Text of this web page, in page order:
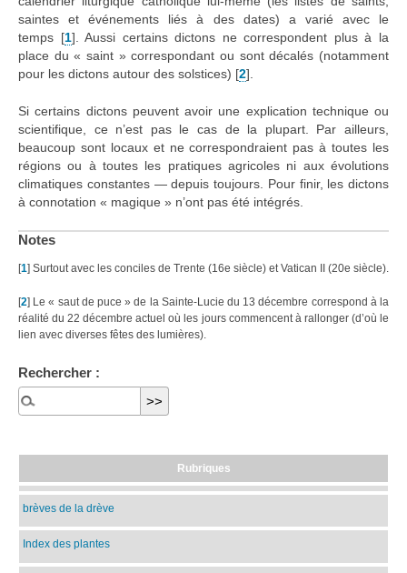
saintes et événements liés à des dates) a varié avec le
temps [1] . Aussi certains dictons ne correspondent plus à la
place du « saint » correspondant ou sont décalés (notamment
pour les dictons autour des solstices) [2] .
Si certains dictons peuvent avoir une explication technique ou
scientifique, ce n’est pas le cas de la plupart. Par ailleurs,
beaucoup sont locaux et ne correspondraient pas à toutes les
régions ou à toutes les pratiques agricoles ni aux évolutions
climatiques constantes — depuis toujours. Pour finir, les dictons
à connotation « magique » n’ont pas été intégrés.
Notes
[1] Surtout avec les conciles de Trente (16e siècle) et Vatican II (20e siècle).
[2] Le « saut de puce » de la Sainte-Lucie du 13 décembre correspond à la
réalité du 22 décembre actuel où les jours commencent à rallonger (d’où le
lien avec diverses fêtes des lumières).
Rechercher :
Rubriques
brèves de la drève
Index des plantes